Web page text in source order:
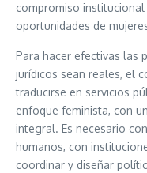
compromiso
oportunidades de
Para hacer efectivas las
jurídicos sean reales, el
traducirse en servicios
enfoque feminista, con
integral. Es necesario
humanos, con
coordinar y diseñar